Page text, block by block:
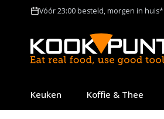
Vóór 23:00 besteld, morgen in huis*
Keuken Koffie & Thee